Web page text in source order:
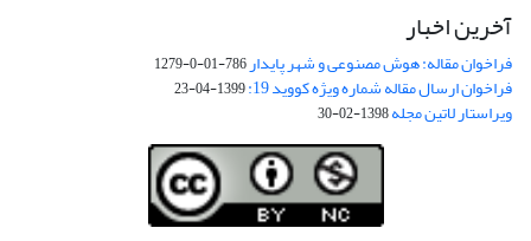
آخرین اخبار
فراخوان مقاله: هوش مصنوعی و شهر پایدار786-01-0-1279
فراخوان ارسال مقاله شماره ویژه کووید 19: 1399-04-23
ویراستار لاتین مجله1398-02-30